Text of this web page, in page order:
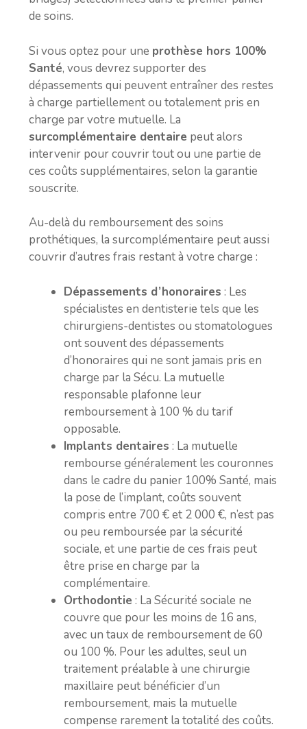
de soins.
Si vous optez pour une prothèse hors 100%
Santé, vous devrez supporter des
dépassements qui peuvent entraîner des restes
à charge partiellement ou totalement pris en
charge par votre mutuelle. La
surcomplémentaire dentaire peut alors
intervenir pour couvrir tout ou une partie de
ces coûts supplémentaires, selon la garantie
souscrite.
Au-delà du remboursement des soins
prothétiques, la surcomplémentaire peut aussi
couvrir d’autres frais restant à votre charge :
Dépassements d’honoraires : Les
spécialistes en dentisterie tels que les
chirurgiens-dentistes ou stomatologues
ont souvent des dépassements
d’honoraires qui ne sont jamais pris en
charge par la Sécu. La mutuelle
responsable plafonne leur
remboursement à 100 % du tarif
opposable.
Implants dentaires : La mutuelle
rembourse généralement les couronnes
dans le cadre du panier 100% Santé, mais
la pose de l’implant, coûts souvent
compris entre 700 € et 2 000 €, n’est pas
ou peu remboursée par la sécurité
sociale, et une partie de ces frais peut
être prise en charge par la
complémentaire.
Orthodontie : La Sécurité sociale ne
couvre que pour les moins de 16 ans,
avec un taux de remboursement de 60
ou 100 %. Pour les adultes, seul un
traitement préalable à une chirurgie
maxillaire peut bénéficier d’un
remboursement, mais la mutuelle
compense rarement la totalité des coûts.